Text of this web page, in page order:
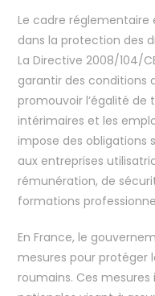
Le cadre réglementaire
dans la protection des
La Directive 2008/104/
garantir des conditions
promouvoir l’égalité
intérimaires et les
impose des obligations
aux entreprises
rémunération, de
formations
En France, le
mesures pour protéger
roumains. Ces